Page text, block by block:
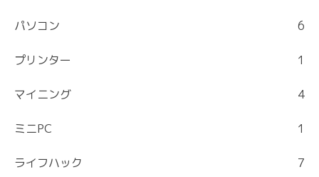
パソコン 6
プリンター 1
マイニング 4
ミニPC 1
ライフハック 7